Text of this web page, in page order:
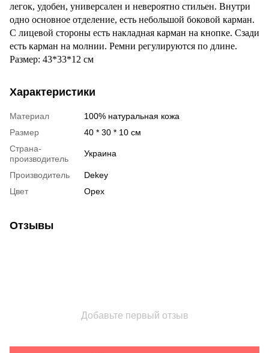
легок, удобен, универсален и невероятно стильен. Внутри
одно основное отделение, есть небольшой боковой карман.
С лицевой стороны есть накладная карман на кнопке. Сзади
есть карман на молнии. Ремни регулируются по длине.
Размер: 43*33*12 см
Характеристики
Материал
100% натуральная кожа
Размер
40 * 30 * 10 см
Страна-
производитель
Украина
Производитель
Dekey
Цвет
Орех
Отзывы
Добавьте первый отзыв